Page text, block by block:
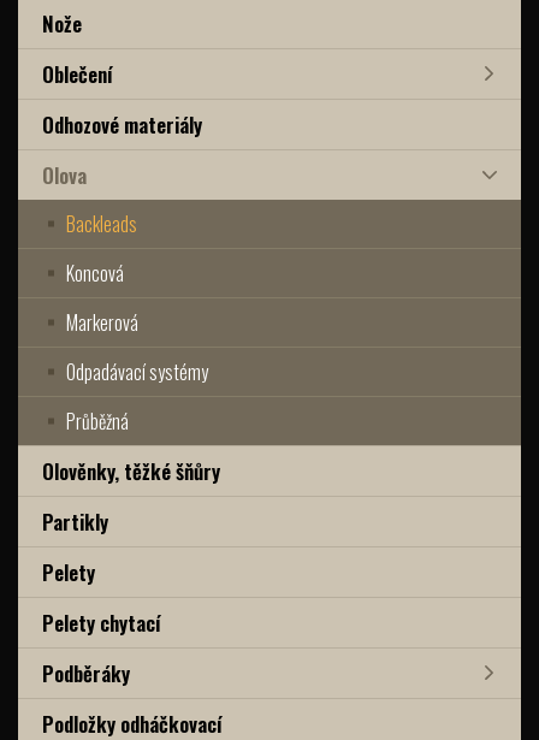
Nože
Oblečení
Odhozové materiály
Olova
Backleads
Koncová
Markerová
Odpadávací systémy
Průběžná
Olověnky, těžké šňůry
Partikly
Pelety
Pelety chytací
Podběráky
Podložky odháčkovací